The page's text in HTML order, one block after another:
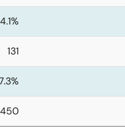
131
450